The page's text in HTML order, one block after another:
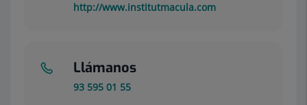
http://www.institutmacula.com
Llámanos
93 595 01 55